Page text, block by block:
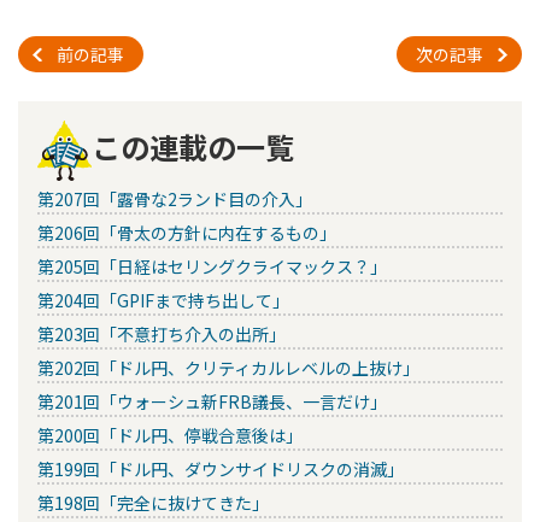
前の記事 次の記事
この連載の一覧
第207回「露骨な2ランド目の介入」
第206回「骨太の方針に内在するもの」
第205回「日経はセリングクライマックス？」
第204回「GPIFまで持ち出して」
第203回「不意打ち介入の出所」
第202回「ドル円、クリティカルレベルの上抜け」
第201回「ウォーシュ新FRB議長、一言だけ」
第200回「ドル円、停戦合意後は」
第199回「ドル円、ダウンサイドリスクの消滅」
第198回「完全に抜けてきた」